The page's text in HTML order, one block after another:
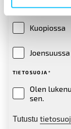
Kuopiossa
Joensuussa
TIETOSUOJA *
Olen
sen.
Tutustu